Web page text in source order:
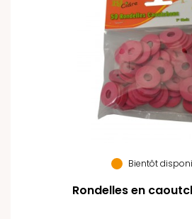
Bientôt
Rondelles en